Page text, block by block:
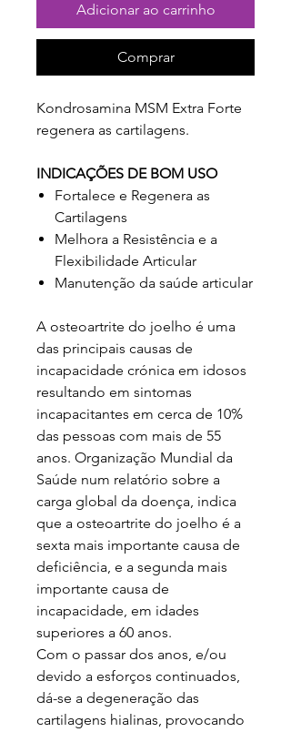
Adicionar ao carrinho
Comprar
Kondrosamina MSM Extra Forte
regenera as cartilagens.
INDICAÇÕES DE BOM USO
Fortalece e Regenera as
Cartilagens
Melhora a Resistência e a
Flexibilidade Articular
Manutenção da saúde articular
A osteoartrite do joelho é uma
das principais causas de
incapacidade crónica em idosos
resultando em sintomas
incapacitantes em cerca de 10%
das pessoas com mais de 55
anos. Organização Mundial da
Saúde num relatório sobre a
carga global da doença, indica
que a osteoartrite do joelho é a
sexta mais importante causa de
deficiência, e a segunda mais
importante causa de
incapacidade, em idades
superiores a 60 anos.
Com o passar dos anos, e/ou
devido a esforços continuados,
dá-se a degeneração das
cartilagens hialinas, provocando